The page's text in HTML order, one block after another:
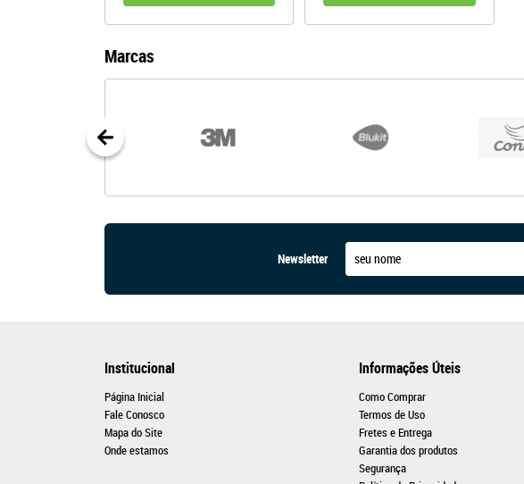
Marcas
Newsletter
Institucional
Página Inicial
Fale Conosco
Mapa do Site
Onde estamos
Informações Úteis
Como Comprar
Termos de Uso
Fretes e Entrega
Garantia dos produtos
Segurança